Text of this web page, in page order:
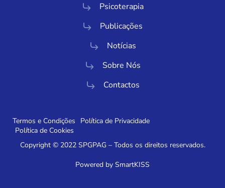
Psicoterapia
Publicações
Notícias
Sobre Nós
Contactos
Termos e Condições
Política de Privacidade
Política de Cookies
Copyright © 2022 SPGPAG – Todos os direitos reservados.
Powered by SmartKISS